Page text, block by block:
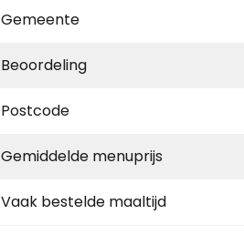
Gemeente
Beoordeling
Postcode
Gemiddelde menuprijs
Vaak bestelde maaltijd